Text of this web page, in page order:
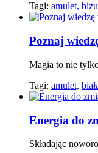
Tagi: amulet,
Poznaj
Magia to nie
Tagi: amulet,
Energia do
Składając